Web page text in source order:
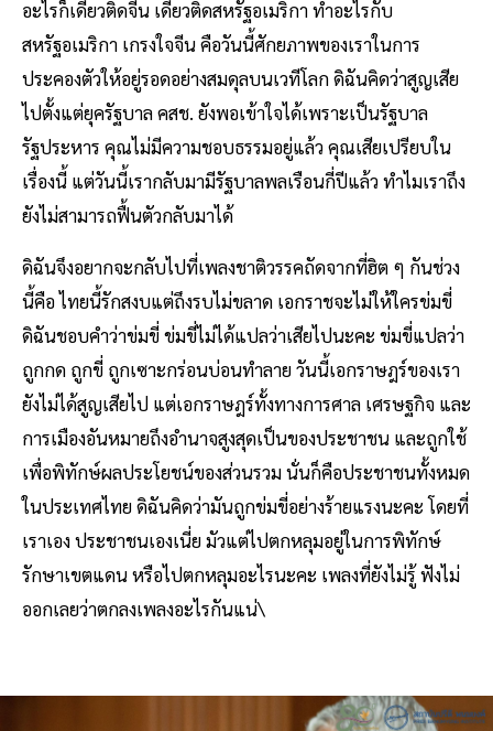
อะไรก็เดี๋ยวติดจีน เดี๋ยวติดสหรัฐอเมริกา ทําอะไรกับ
สหรัฐอเมริกา เกรงใจจีน คือวันนี้ศักยภาพของเราในการ
ประคองตัวให้อยู่รอดอย่างสมดุลบนเวทีโลก ดิฉันคิดว่าสูญเสีย
ไปตั้งแต่ยุครัฐบาล คสช. ยังพอเข้าใจได้เพราะเป็นรัฐบาล
รัฐประหาร คุณไม่มีความชอบธรรมอยู่แล้ว คุณเสียเปรียบใน
เรื่องนี้ แต่วันนี้เรากลับมามีรัฐบาลพลเรือนกี่ปีแล้ว ทําไมเราถึง
ยังไม่สามารถฟื้นตัวกลับมาได้
ดิฉันจึงอยากจะกลับไปที่เพลงชาติวรรคถัดจากที่ฮิต ๆ กันช่วง
นี้คือ ไทยนี้รักสงบแต่ถึงรบไม่ขลาด เอกราชจะไม่ให้ใครข่มขี่
ดิฉันชอบคําว่าข่มขี่ ข่มขี่ไม่ได้แปลว่าเสียไปนะคะ ข่มขี่แปลว่า
ถูกกด ถูกขี่ ถูกเซาะกร่อนบ่อนทําลาย วันนี้เอกราษฎร์ของเรา
ยังไม่ได้สูญเสียไป แต่เอกราษฎร์ทั้งทางการศาล เศรษฐกิจ และ
การเมืองอันหมายถึงอํานาจสูงสุดเป็นของประชาชน และถูกใช้
เพื่อพิทักษ์ผลประโยชน์ของส่วนรวม นั่นก็คือประชาชนทั้งหมด
ในประเทศไทย ดิฉันคิดว่ามันถูกข่มขี่อย่างร้ายแรงนะคะ โดยที่
เราเอง ประชาชนเองเนี่ย มัวแต่ไปตกหลุมอยู่ในการพิทักษ์
รักษาเขตแดน หรือไปตกหลุมอะไรนะคะ เพลงที่ยังไม่รู้ ฟังไม่
ออกเลยว่าตกลงเพลงอะไรกันแน่\